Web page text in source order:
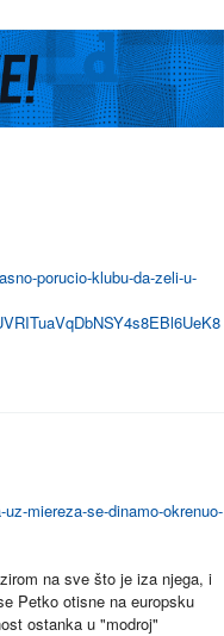
porucio-klubu-da-zeli-u-
miereza-se-dinamo-okrenuo-
na sve što je iza njega, i
Petko otisne na europsku
ostanka u "modroj"